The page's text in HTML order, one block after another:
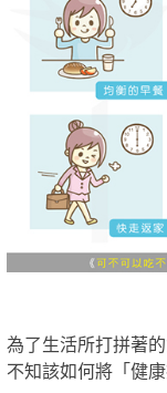
為了生活所打拼著
不知該如何將「健